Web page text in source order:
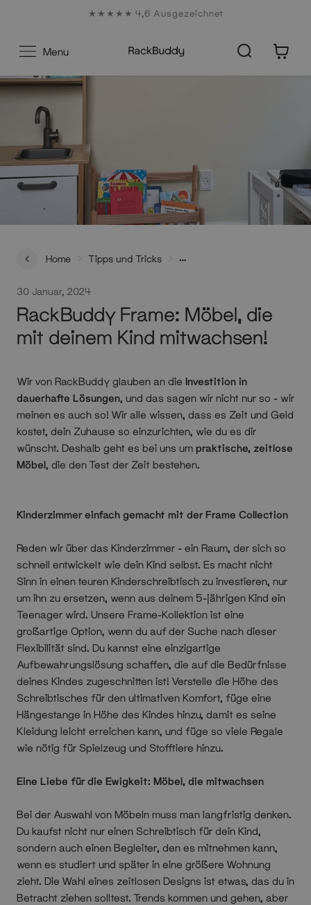
★★★★★ 4,6 Ausgezeichnet
Menu
Home
Tipps und Tricks
mitwachsen!
30 Januar, 2024
RackBuddy Frame: Möbel, die
mit deinem Kind mitwachsen!
Wir von RackBuddy glauben an die Investition in
dauerhafte Lösungen, und das sagen wir nicht nur so - wir
meinen es auch so! Wir alle wissen, dass es Zeit und Geld
kostet, dein Zuhause so einzurichten, wie du es dir
wünscht. Deshalb geht es bei uns um praktische, zeitlose
Möbel, die den Test der Zeit bestehen.
Kinderzimmer einfach gemacht mit der Frame Collection
Reden wir über das Kinderzimmer - ein Raum, der sich so
schnell entwickelt wie dein Kind selbst. Es macht nicht
Sinn in einen teuren Kinderschreibtisch zu investieren, nur
um ihn zu ersetzen, wenn aus deinem 5-jährigen Kind ein
Teenager wird. Unsere Frame-Kollektion ist eine
großartige Option, wenn du auf der Suche nach dieser
Flexibilität sind. Du kannst eine einzigartige
Aufbewahrungslösung schaffen, die auf die Bedürfnisse
deines Kindes zugeschnitten ist! Verstelle die Höhe des
Schreibtisches für den ultimativen Komfort, füge eine
Hängestange in Höhe des Kindes hinzu, damit es seine
Kleidung leicht erreichen kann, und füge so viele Regale
wie nötig für Spielzeug und Stofftiere hinzu.
Eine Liebe für die Ewigkeit: Möbel, die mitwachsen
Bei der Auswahl von Möbeln muss man langfristig denken.
Du kaufst nicht nur einen Schreibtisch für dein Kind,
sondern auch einen Begleiter, den es mitnehmen kann,
wenn es studiert und später in eine größere Wohnung
zieht. Die Wahl eines zeitlosen Designs ist etwas, das du in
Betracht ziehen solltest. Trends kommen und gehen, aber